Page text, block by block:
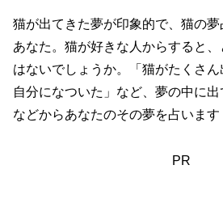
猫が出てきた夢が印象的で、猫の
あなた。猫が好きな人からすると
はないでしょうか。「猫がたくさ
自分になついた」など、夢の中に
などからあなたのその夢を占います
PR